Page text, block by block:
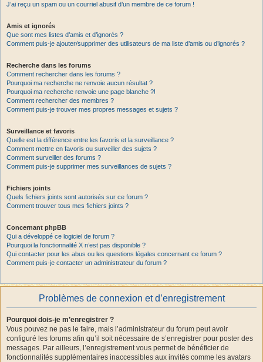
J’ai reçu un spam ou un courriel abusif d’un membre de ce forum !
Amis et ignorés
Que sont mes listes d’amis et d’ignorés ?
Comment puis-je ajouter/supprimer des utilisateurs de ma liste d’amis ou d’ignorés ?
Recherche dans les forums
Comment rechercher dans les forums ?
Pourquoi ma recherche ne renvoie aucun résultat ?
Pourquoi ma recherche renvoie une page blanche ?!
Comment rechercher des membres ?
Comment puis-je trouver mes propres messages et sujets ?
Surveillance et favoris
Quelle est la différence entre les favoris et la surveillance ?
Comment mettre en favoris ou surveiller des sujets ?
Comment surveiller des forums ?
Comment puis-je supprimer mes surveillances de sujets ?
Fichiers joints
Quels fichiers joints sont autorisés sur ce forum ?
Comment trouver tous mes fichiers joints ?
Concernant phpBB
Qui a développé ce logiciel de forum ?
Pourquoi la fonctionnalité X n’est pas disponible ?
Qui contacter pour les abus ou les questions légales concernant ce forum ?
Comment puis-je contacter un administrateur du forum ?
Problèmes de connexion et d’enregistrement
Pourquoi dois-je m’enregistrer ?
Vous pouvez ne pas le faire, mais l’administrateur du forum peut avoir
configuré les forums afin qu’il soit nécessaire de s’enregistrer pour poster des
messages. Par ailleurs, l’enregistrement vous permet de bénéficier de
fonctionnalités supplémentaires inaccessibles aux invités comme les avatars